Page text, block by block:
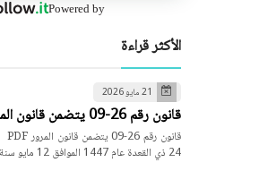
Powered by
الأكثر قراءة
21 مايو 2026
قانون رقم 26-09 يتضمن قانون المرور PDF
24 ذي القعدة عام 1447 الموافق 12 مايو سنة 2026، يتضمن …